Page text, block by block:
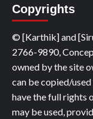
Copyrights
© [Karthik] and
2766-9890,
owned by the site
can be copied/
have the full rights
may be used,